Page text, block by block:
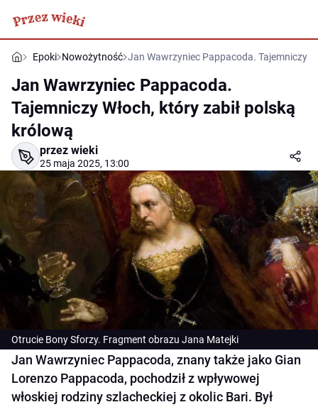
Epoki Nowożytność Jan Wawrzyniec Pappacoda. Tajemniczy
Jan Wawrzyniec Pappacoda.
Tajemniczy Włoch, który zabił polską
królową
przez wieki
25 maja 2025, 13:00
Otrucie Bony Sforzy. Fragment obrazu Jana Matejki
Jan Wawrzyniec Pappacoda, znany także jako Gian
Lorenzo Pappacoda, pochodził z wpływowej
włoskiej rodziny szlacheckiej z okolic Bari. Był